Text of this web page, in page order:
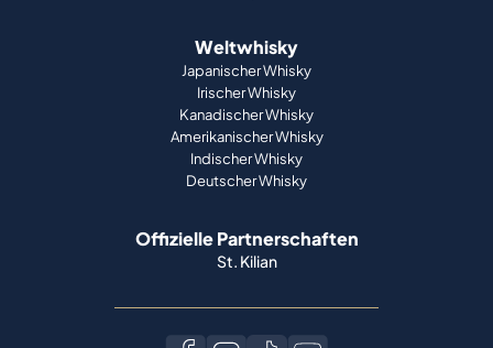
Weltwhisky
Japanischer Whisky
Irischer Whisky
Kanadischer Whisky
Amerikanischer Whisky
Indischer Whisky
Deutscher Whisky
Offizielle Partnerschaften
St. Kilian